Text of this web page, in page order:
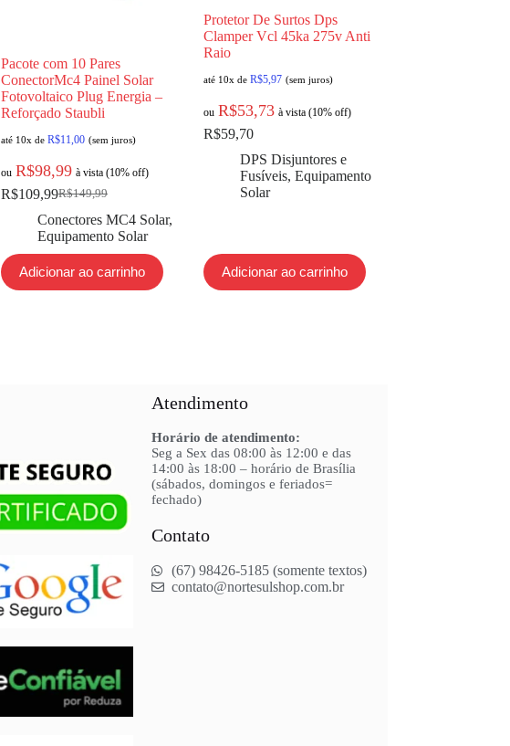
Pacote com 10 Pares
ConectorMc4 Painel Solar
Fotovoltaico Plug Energia –
Reforçado Staubli
até 10x de R$11,00 (sem juros)
ou R$98,99 à vista (10% off)
R$149,99
R$109,99
Conectores MC4 Solar,
Equipamento Solar
Adicionar ao carrinho
Protetor De Surtos Dps
Clamper Vcl 45ka 275v Anti
Raio
até 10x de R$5,97 (sem juros)
ou R$53,73 à vista (10% off)
R$59,70
DPS Disjuntores e
Fusíveis, Equipamento
Solar
Adicionar ao carrinho
Atendimento
Horário de atendimento:
Seg a Sex das 08:00 às 12:00 e das
14:00 às 18:00 – horário de Brasília
(sábados, domingos e feriados=
fechado)
Contato
(67) 98426-5185 (somente textos)
contato@nortesulshop.com.br